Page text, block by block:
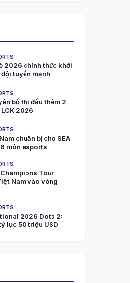
2026 chính thức khởi
tuyển mạnh
bố thi đấu thêm 2
LCK 2026
chuẩn bị cho SEA
môn esports
Champions Tour
Nam vào vòng
2026 Dota 2:
lục 50 triệu USD